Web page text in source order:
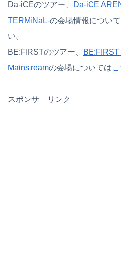
Da-iCEのツアー、
Da-iCE
TERMiNaL-の会場情報につい
い。
BE:FIRSTのツアー、
Mainstreamの会場については
スポンサーリンク